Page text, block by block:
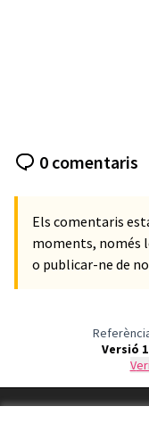
0 comentaris
Els comentaris
moments, només
o publicar-ne de
Versió 1